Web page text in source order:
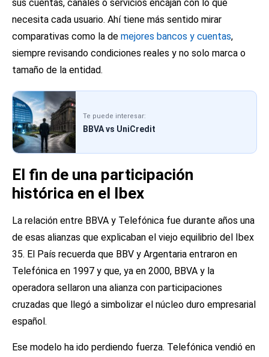
sus cuentas, canales o servicios encajan con lo que
necesita cada usuario. Ahí tiene más sentido mirar
comparativas como la de mejores bancos y cuentas,
siempre revisando condiciones reales y no solo marca o
tamaño de la entidad.
Te puede interesar:
BBVA vs UniCredit
El fin de una participación
histórica en el Ibex
La relación entre BBVA y Telefónica fue durante años una
de esas alianzas que explicaban el viejo equilibrio del Ibex
35. El País recuerda que BBV y Argentaria entraron en
Telefónica en 1997 y que, ya en 2000, BBVA y la
operadora sellaron una alianza con participaciones
cruzadas que llegó a simbolizar el núcleo duro empresarial
español.
Ese modelo ha ido perdiendo fuerza. Telefónica vendió en